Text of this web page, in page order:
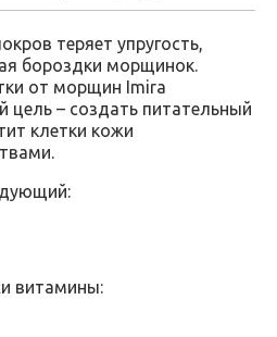
теряет упругость,
бороздки морщинок.
от морщин Imira
цель – создать питательный
клетки кожи
витамины: